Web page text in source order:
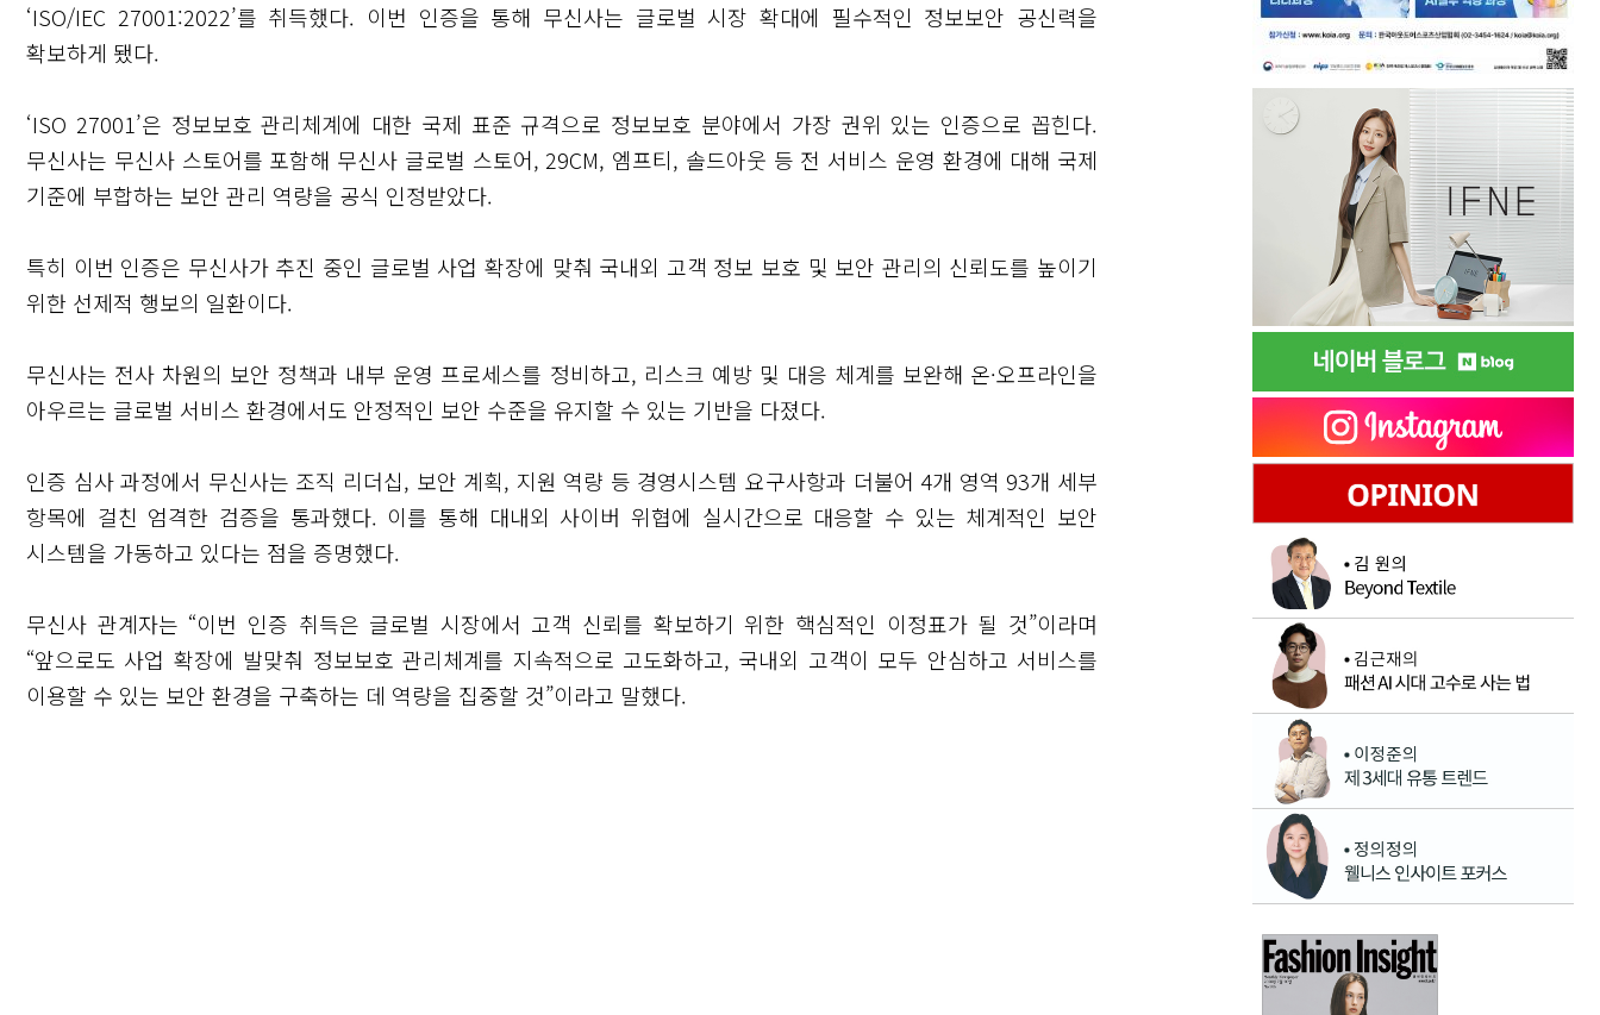
‘ISO/IEC 27001:2022’를 취득했다. 이번 인증을 통해 무신사는 글로벌 시장 확대에 필수적인 정보보안 공신력을
확보하게 됐다.
‘ISO 27001’은 정보보호 관리체계에 대한 국제 표준 규격으로 정보보호 분야에서 가장 권위 있는 인증으로 꼽힌다.
무신사는 무신사 스토어를 포함해 무신사 글로벌 스토어, 29CM, 엠프티, 솔드아웃 등 전 서비스 운영 환경에 대해 국제
기준에 부합하는 보안 관리 역량을 공식 인정받았다.
특히 이번 인증은 무신사가 추진 중인 글로벌 사업 확장에 맞춰 국내외 고객 정보 보호 및 보안 관리의 신뢰도를 높이기
위한 선제적 행보의 일환이다.
무신사는 전사 차원의 보안 정책과 내부 운영 프로세스를 정비하고, 리스크 예방 및 대응 체계를 보완해 온·오프라인을
아우르는 글로벌 서비스 환경에서도 안정적인 보안 수준을 유지할 수 있는 기반을 다졌다.
인증 심사 과정에서 무신사는 조직 리더십, 보안 계획, 지원 역량 등 경영시스템 요구사항과 더불어 4개 영역 93개 세부
항목에 걸친 엄격한 검증을 통과했다. 이를 통해 대내외 사이버 위협에 실시간으로 대응할 수 있는 체계적인 보안
시스템을 가동하고 있다는 점을 증명했다.
무신사 관계자는 “이번 인증 취득은 글로벌 시장에서 고객 신뢰를 확보하기 위한 핵심적인 이정표가 될 것”이라며
“앞으로도 사업 확장에 발맞춰 정보보호 관리체계를 지속적으로 고도화하고, 국내외 고객이 모두 안심하고 서비스를
이용할 수 있는 보안 환경을 구축하는 데 역량을 집중할 것”이라고 말했다.